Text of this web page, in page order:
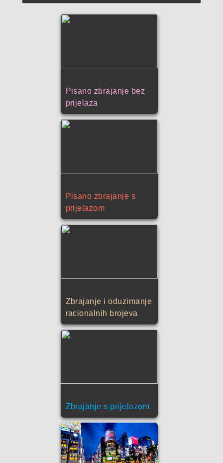
Pisano zbrajanje bez
prijelaza
Pisano zbrajanje s
prijelazom
Zbrajanje i oduzimanje
racionalnih brojeva
Zbrajanje s prijelazom